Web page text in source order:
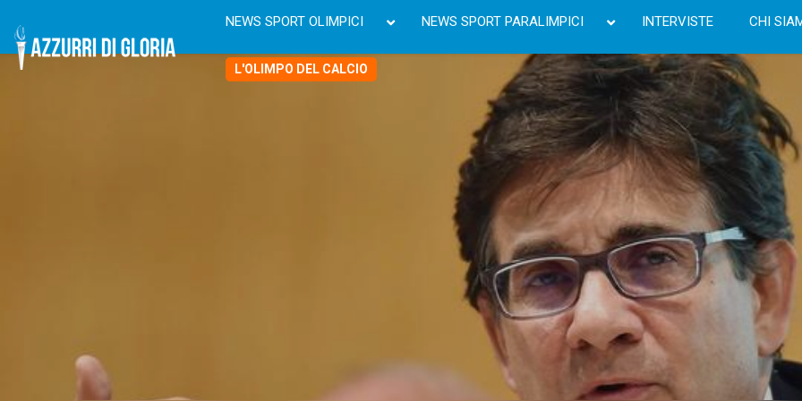
NEWS SPORT OLIMPICI NEWS SPORT PARALIMPICI INTERVISTE CHI
L'OLIMPO DEL CALCIO